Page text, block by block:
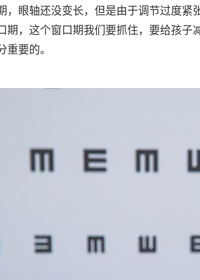
，眼轴还没变长，但是由于调节过度
期，这个窗口期我们要抓住，要给孩
重要的。